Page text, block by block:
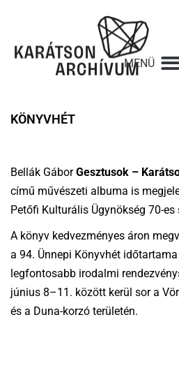
KÖNYVHÉT
Bellák GáborGesztusok –
című művészeti albuma is
Petőfi Kulturális Ügynökség 70-
A könyv kedvezményes áron
a 94. Ünnepi Könyvhét
legfontosabb irodalmi
június 8–11. között kerül sor a
és a Duna-korzó területén.